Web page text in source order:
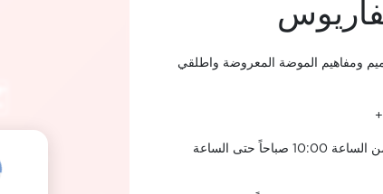
ومفاهيم الموضة المعروضة واطلقي
الأحد - الخميس من الساعة 10:00 صباحاً حتى الساعة